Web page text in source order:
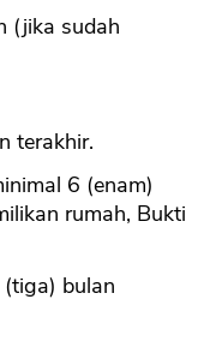
(jika sudah
terakhir.
6 (enam)
rumah, Bukti
bulan